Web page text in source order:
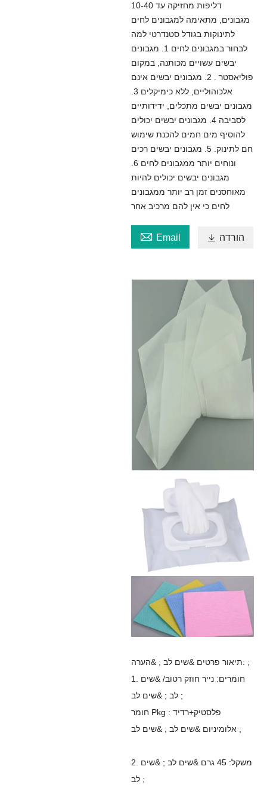
דליפות מחזיקה עד 10-40
מגבונים, מתאימה למגבונים לחים
לתינוקות בגודל סטנדרטי למה
לבחור במגבונים לחים 1. מגבונים
יבשים עשויים מכותנה, במקום
פוליאסטר . 2. מגבונים יבשים אינם
מגבונים יבשים מתכלים, ידידותיים
לסביבה 4. מגבונים יבשים יכולים
להוסיף מים חמים להכנת שימוש
חם לתינוק. 5. מגבונים יבשים רכים
מגבונים יבשים יכולים להיות
מאוחסנים זמן רב יותר ממגבונים
לחים כי אין להם מרכיב אחר
 Email  הורדה
תיאור פרטים &שים לב ; &הערה: ;
1. חומרים: נייר חוזק רטוב/ &שים
לב ; &שים לב ;
חומר Pkg : פלסטיק+רדיד
אלומיניום &שים לב ; &שים לב ;
2. משקל: 45 גרם &שים לב ; &שים
לב ;